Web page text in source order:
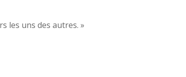
les uns des autres. »